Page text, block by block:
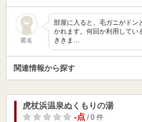
匿名
部屋に入ると、毛ガニがドン
かれます。何回か利用してい
ききま…
関連情報から探す
虎杖浜温泉ぬくもりの湯
-点/ 0 件